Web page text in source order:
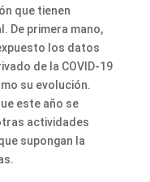
que tienen
De primera mano,
los datos
de la COVID-19
su evolución.
este año se
actividades
supongan la